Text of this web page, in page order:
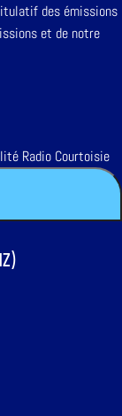
des émissions
et de notre
Radio Courtoisie